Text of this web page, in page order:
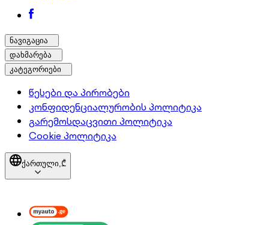
ნავიგაცია
დახმარება
კატეგორიები
წესები და პირობები
კონფიდენციალურობის პოლიტიკა
გარემოსდაცვითი პოლიტიკა
Cookie პოლიტიკა
ქართული,₾